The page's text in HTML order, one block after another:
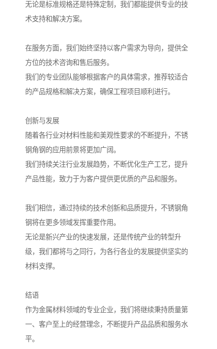
无论是标准规格还是特殊定制，我们都能提供专业的技
术支持和解决方案。
在服务方面，我们始终坚持以客户需求为导向，提供全
方位的技术咨询和售后服务。
我们的专业团队能够根据客户的具体需求，推荐较适合
的产品规格和解决方案，确保工程项目顺利进行。
创新与发展
随着各行业对材料性能和美观性要求的不断提升，不锈
钢角钢的应用前景将更加广阔。
我们持续关注行业发展趋势，不断优化生产工艺，提升
产品性能，致力于为客户提供更优质的产品和服务。
我们相信，通过持续的技术创新和品质提升，不锈钢角
钢将在更多领域发挥重要作用。
无论是新兴产业的快速发展，还是传统产业的转型升
级，我们都将与之同行，为各行各业的发展提供坚实的
材料支撑。
结语
作为金属材料领域的专业企业，我们将继续秉持质量第
一、客户至上的经营理念，不断提升产品品质和服务水
平。